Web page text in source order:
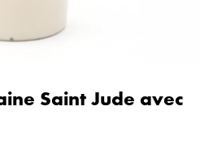
Saint Jude avec